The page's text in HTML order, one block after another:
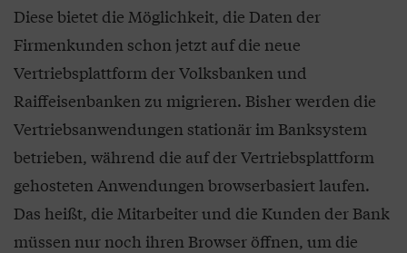
Diese bietet die Möglichkeit, die Daten der
Firmenkunden schon jetzt auf die neue
Vertriebsplattform der Volksbanken und
Raiffeisenbanken zu migrieren. Bisher werden die
Vertriebsanwendungen stationär im Banksystem
betrieben, während die auf der Vertriebsplattform
gehosteten Anwendungen browserbasiert laufen.
Das heißt, die Mitarbeiter und die Kunden der Bank
müssen nur noch ihren Browser öffnen, um die